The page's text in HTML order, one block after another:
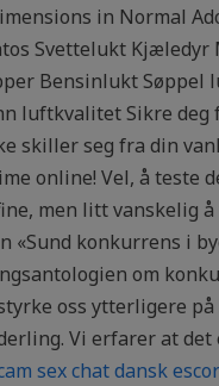
in Normal
Svettelukt
Bensinlukt
luftkvalitet Sikre
skiller seg fra din
online! Vel, å teste
men litt vanskelig
«Sund konkurrens i
om
oss ytterligere
Vi erfarer at
sex chat dansk